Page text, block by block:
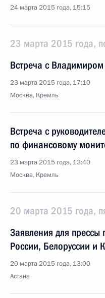
24 марта 2015 года, 15:15
23 марта 2015 года,
Встреча с
23 марта 2015 года, 17:10
Москва, Кремль
Встреча с
по финансовому
23 марта 2015 года, 13:40
Москва, Кремль
20 марта 2015 года,
Заявления для прессы
России, Белоруссии и
20 марта 2015 года, 13:00
Астана